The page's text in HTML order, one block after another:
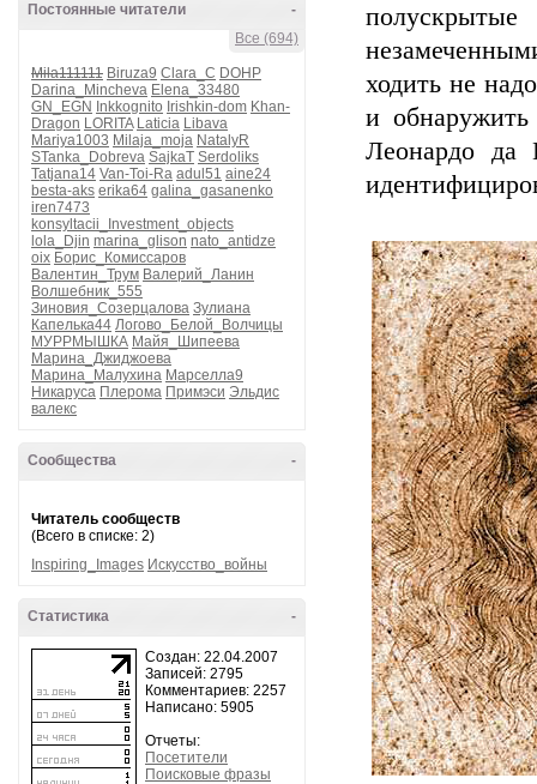
-
Постоянные читатели
Все (694)
Mila111111 Biruza9 Clara_C DOHP
Darina_Mincheva Elena_33480
GN_EGN Inkkognito Irishkin-dom Khan-
Dragon LORITA Laticia Libava
Mariya1003 Milaja_moja NatalyR
STanka_Dobreva SajkaT Serdoliks
Tatjana14 Van-Toi-Ra adul51 aine24
besta-aks erika64 galina_gasanenko
iren7473
konsyltacii_Investment_objects
lola_Djin marina_glison nato_antidze
oix Борис_Комиссаров
Валентин_Трум Валерий_Ланин
Волшебник_555
Зиновия_Созерцалова Зулиана
Капелька44 Логово_Белой_Волчицы
МУРРМЫШКА Майя_Шипеева
Марина_Джиджоева
Марина_Малухина Марселла9
Никаруса Плерома Примэси Эльдис
валекс
-
Сообщества
Читатель сообществ
(Всего в списке: 2)
Inspiring_Images Искусство_войны
-
Статистика
Создан: 22.04.2007
Записей: 2795
Комментариев: 2257
Написано: 5905
Отчеты:
Посетители
Поисковые фразы
полускрытые
ходить не
и
Леонардо да